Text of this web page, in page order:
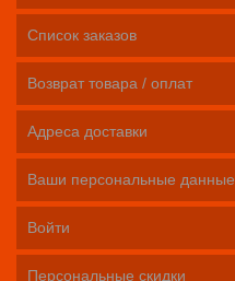
Список заказов
Возврат товара / оплат
Адреса доставки
Ваши персональные данные
Войти
Персональные скидки